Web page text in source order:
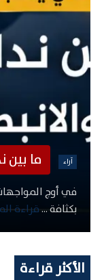
آراء ما بين
في أوج
بكثافة ...قراءة
الأكثر قراءة